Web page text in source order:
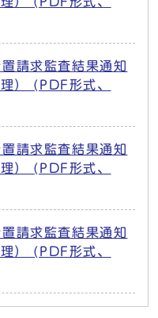
請求監査結果通知
） (PDF形式、
請求監査結果通知
） (PDF形式、
請求監査結果通知
） (PDF形式、